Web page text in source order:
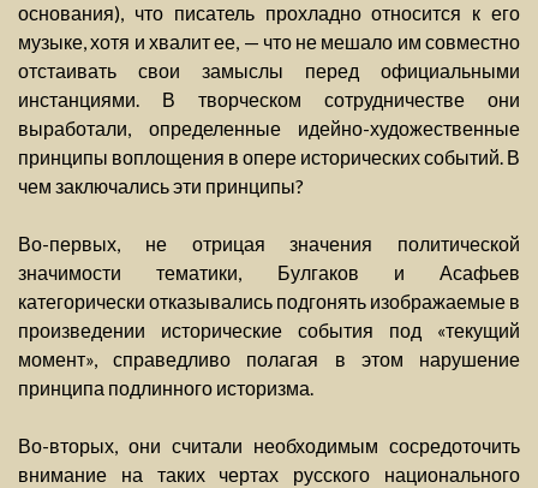
основания), что писатель прохладно относится к его
музыке, хотя и хвалит ее, — что не мешало им совместно
отстаивать свои замыслы перед официальными
инстанциями. В творческом сотрудничестве они
выработали, определенные идейно-художественные
принципы воплощения в опере исторических событий. В
чем заключались эти принципы?
Во-первых, не отрицая значения политической
значимости тематики, Булгаков и Асафьев
категорически отказывались подгонять изображаемые в
произведении исторические события под «текущий
момент», справедливо полагая в этом нарушение
принципа подлинного историзма.
Во-вторых, они считали необходимым сосредоточить
внимание на таких чертах русского национального